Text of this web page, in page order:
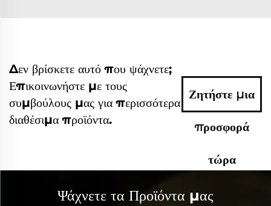
Δεν βρίσκετε αυτό που ψάχνετε;
Επικοινωνήστε με τους
συμβούλους μας για περισσότερα
διαθέσιμα προϊόντα.
Ζητήστε μια
προσφορά
τώρα
Ψάχνετε τα Προϊόντα μας